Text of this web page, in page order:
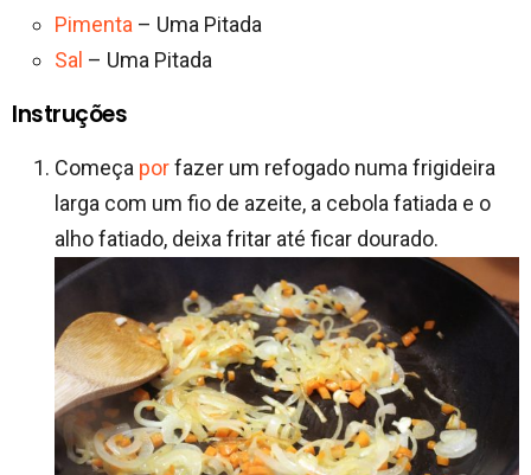
Pimenta – Uma Pitada
Sal – Uma Pitada
Instruções
Começa porfazer um refogado numa frigideira
larga com um fio de azeite, a cebola fatiada e o
alho fatiado, deixa fritar até ficar dourado.